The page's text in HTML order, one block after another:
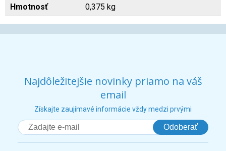
Hmotnosť 0,375 kg
Najdôležitejšie novinky priamo na váš
email
Získajte zaujímavé informácie vždy medzi prvými
Odoberať